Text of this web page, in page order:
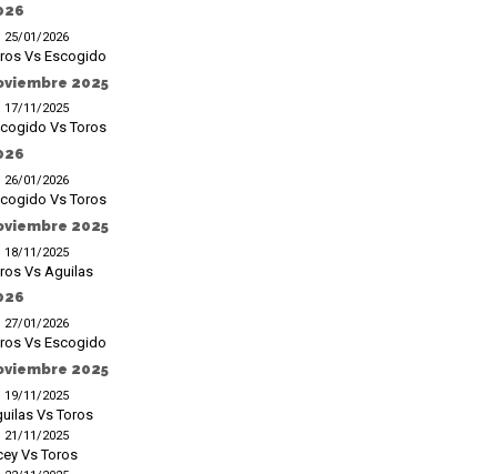
25/01/2026
Vs Escogido
2025
17/11/2025
Vs Toros
26/01/2026
Vs Toros
2025
18/11/2025
Vs Aguilas
27/01/2026
Vs Escogido
2025
19/11/2025
Vs Toros
21/11/2025
Vs Toros